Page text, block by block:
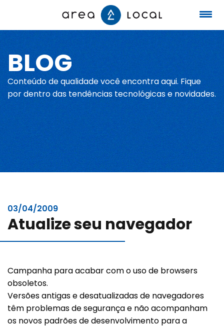
Início
Fale conosco
Portfólio
Sobre nós
Blog
Canal de comunicação
Trabalhe Conosco
BLOG
Conteúdo de qualidade você encontra aqui. Fique
por dentro das tendências tecnológicas e novidades.
03/04/2009
Atualize seu navegador
Campanha para acabar com o uso de browsers
obsoletos.
Versões antigas e desatualizadas de navegadores
têm problemas de segurança e não acompanham
os novos padrões de desenvolvimento para a